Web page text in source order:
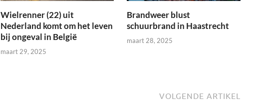
Wielrenner (22) uit
Nederland komt om het leven
bij ongeval in België
maart 29, 2025
Brandweer blust
schuurbrand in Haastrecht
maart 28, 2025
VOLGENDE ARTIKEL